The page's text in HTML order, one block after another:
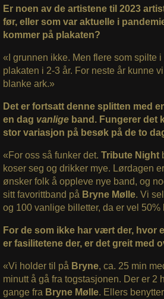
Er noen av de artistene til 2023
før, eller som var aktuelle i
kommer på plakaten?
«I grunnen ikke. Men flere som spilte i
plakaten i 2-3 år. For neste år kunne
blanke ark.»
Det er fortsatt denne splitten med
en dag vanlige band. Fungerer det
stor variasjon på besøk på de to
«For oss så funker det. Tribute Night
koser seg og drikker mye. Lørdagen
ønsker folk å oppleve nye band, og
sitt favorittband på Bryne Mølle. Vi
og 100 vanlige billetter, da er vel
For de som ikke har vært der, hvor
er fasilitetene der, er det greit med
«Vi holder til på Bryne, ca. 25 min
minutt å gå fra togstasjonen. Der er 2
gange fra Bryne Mølle. Ellers